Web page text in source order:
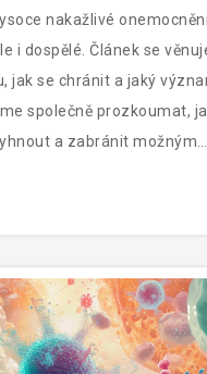
nakažlivé
i dospělé. Článek se
jak se chránit a jaký
společně prozkoumat,
a zabránit možným